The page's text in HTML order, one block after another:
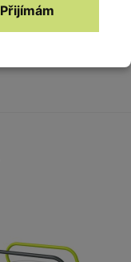
Přijímám